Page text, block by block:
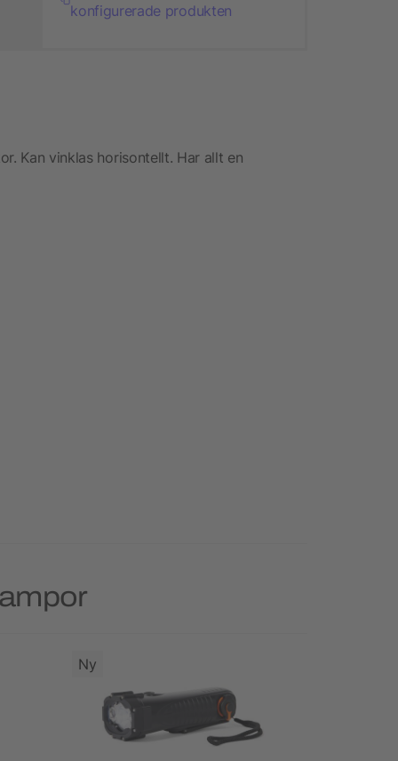
konfigurerade produkten
Kan vinklas horisontellt. Har allt en
Ny